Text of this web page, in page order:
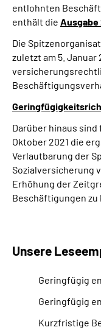
entlohnten
enthält die
Die
zuletzt am 5.
Darüber hinaus sind
Oktober 2021 die
Verlautbarung der
Sozialversicherung
Erhöhung der
Beschäftigungen zu
Unsere
Geringfügig
Geringfügig
Kurzfristige